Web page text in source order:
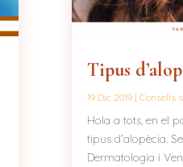
Tipus
19 Dic 2019 |Consells
Hola a tots, en el
tipus d'alopècia.
Dermatologia i